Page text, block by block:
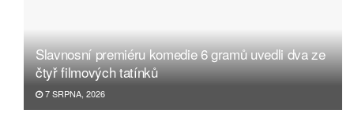
Slavnosní premiéru komedie 6 gramů uvedli dva ze
čtyř filmových tatínků
7 SRPNA, 2026